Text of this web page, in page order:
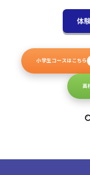
季節講習を受講した生
実施のアンケート回答よ
学習内容を
型カリキュラ
授業の質は講師の
授業で学び
授業内容や課題が
（学習計画表）」を
「学習日程カレンダ
る化、また、宿題の
かるようになるま
また、普
全授業映像
～安心の欠席対
でも視聴することが
護者会や学校別・
ストや入試に向け
もお伝いします。保
います。
体
小学生コースはこちら
高